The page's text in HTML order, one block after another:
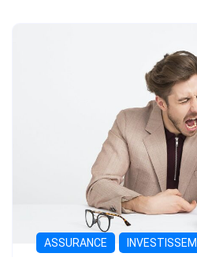
ASSURANCE